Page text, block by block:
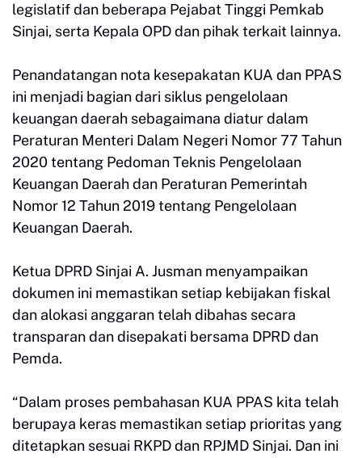
legislatif dan beberapa Pejabat Tinggi Pemkab
Sinjai, serta Kepala OPD dan pihak terkait lainnya.
Penandatangan nota kesepakatan KUA dan PPAS
ini menjadi bagian dari siklus pengelolaan
keuangan daerah sebagaimana diatur dalam
Peraturan Menteri Dalam Negeri Nomor 77 Tahun
2020 tentang Pedoman Teknis Pengelolaan
Keuangan Daerah dan Peraturan Pemerintah
Nomor 12 Tahun 2019 tentang Pengelolaan
Keuangan Daerah.
Ketua DPRD Sinjai A. Jusman menyampaikan
dokumen ini memastikan setiap kebijakan fiskal
dan alokasi anggaran telah dibahas secara
transparan dan disepakati bersama DPRD dan
Pemda.
“Dalam proses pembahasan KUA PPAS kita telah
berupaya keras memastikan setiap prioritas yang
ditetapkan sesuai RKPD dan RPJMD Sinjai. Dan ini